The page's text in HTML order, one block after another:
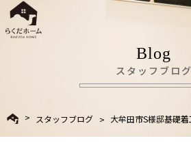
Blog
スタッフブログ
スタッフブログ 大牟田市S様邸基礎着